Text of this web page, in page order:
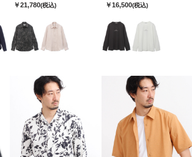
￥21,780(税込) ￥16,500(税込)